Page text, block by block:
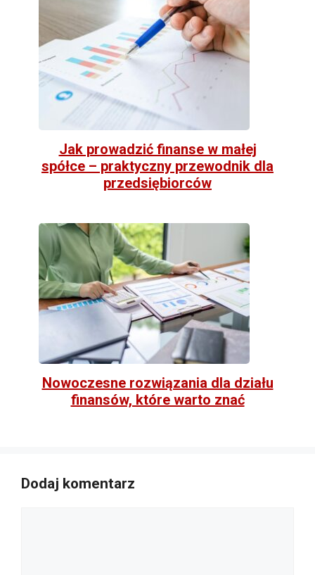
Jak prowadzić finanse w małej
spółce – praktyczny przewodnik dla
przedsiębiorców
Nowoczesne rozwiązania dla działu
finansów, które warto znać
Dodaj komentarz